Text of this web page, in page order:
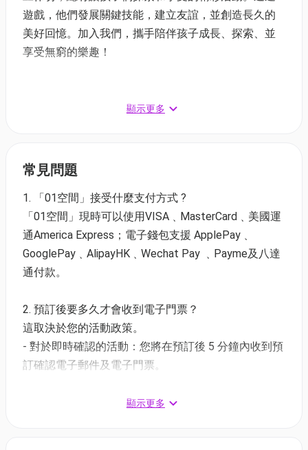
遊戲，他們發展關鍵技能，建立友誼，並創造長久的
美好回憶。加入我們，攜手陪伴孩子成長、探索、並
享受無窮的樂趣！
全日通行證＋1小時課程 (一家長+一小童) | 可重複入
課程：跆拳道 | 每星期六下午12:30-1:30
學跆拳道讓孩子強身健體、學習紀律，培養專注力與
自信心。在禮儀薰陶下學會尊重，透過晉級制度建立
目標，是鍛鍊身心、促進全方位成長的最佳運動。
課程：團體運動 | 每星期日上午9:30-10:30
團體運動讓孩子在奔跑中強健體魄，這類活動不只鍛
信，學習尊重他人及運動精神。
開放時間：星期一至日 9am-6pm
地址：香港黃竹坑香葉道 2 號 One Island South 13 樓
顯示更多
常見問題
1. 「01空間」接受什麼支付方式 ?
「01空間」現時可以使用VISA﹑MasterCard﹑美國運
通America Express；電子錢包支援 ApplePay﹑
GooglePay﹑AlipayHK﹑Wechat Pay ﹑Payme及八達
通付款。
2. 預訂後要多久才會收到電子門票？
這取決於您的活動政策。
- 對於即時確認的活動：您將在預訂後 5 分鐘內收到預
訂確認電子郵件及電子門票。
1 - 3 個工作天內發送到您所登記的電郵地址。
顯示更多